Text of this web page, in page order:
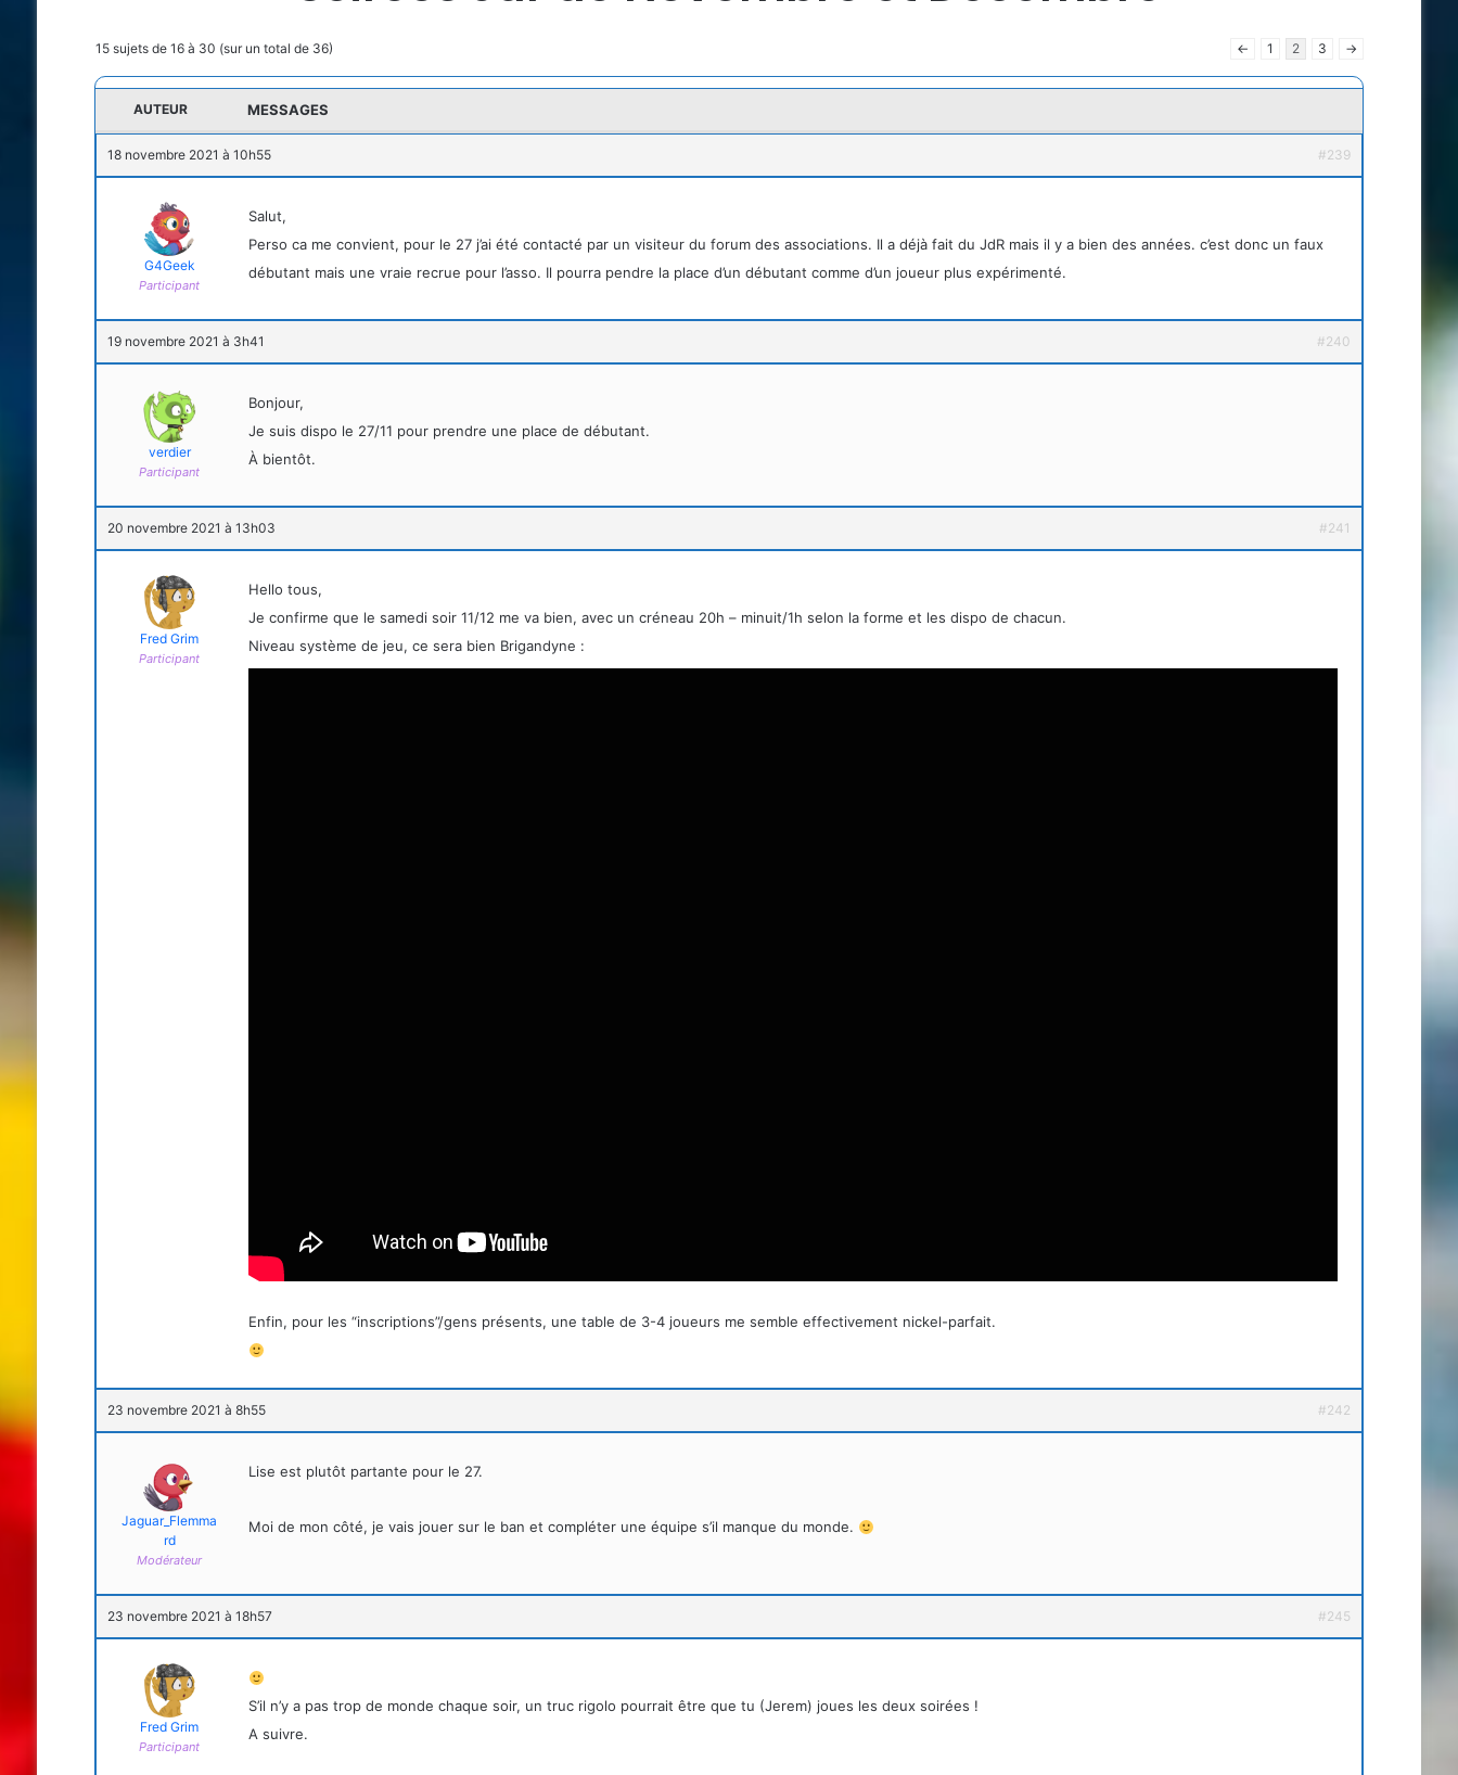
15 sujets de 16 à 30 (sur un total de 36) ← 1 2 3 →
AUTEUR MESSAGES
18 novembre 2021 à 10h55 #239
G4Geek
Participant
Salut,
Perso ca me convient, pour le 27 j’ai été contacté par un visiteur du forum des associations. Il a déjà fait du JdR mais il y a bien des années. c’est donc un faux
débutant mais une vraie recrue pour l’asso. Il pourra pendre la place d’un débutant comme d’un joueur plus expérimenté.
19 novembre 2021 à 3h41 #240
verdier
Participant
Bonjour,
Je suis dispo le 27/11 pour prendre une place de débutant.
À bientôt.
20 novembre 2021 à 13h03 #241
Fred Grim
Participant
Hello tous,
Je confirme que le samedi soir 11/12 me va bien, avec un créneau 20h – minuit/1h selon la forme et les dispo de chacun.
Niveau système de jeu, ce sera bien Brigandyne :
Enfin, pour les “inscriptions”/gens présents, une table de 3-4 joueurs me semble effectivement nickel-parfait.
23 novembre 2021 à 8h55 #242
Jaguar_Flemma
rd
Modérateur
Lise est plutôt partante pour le 27.
Moi de mon côté, je vais jouer sur le ban et compléter une équipe s’il manque du monde.
23 novembre 2021 à 18h57 #245
Fred Grim
Participant
S’il n’y a pas trop de monde chaque soir, un truc rigolo pourrait être que tu (Jerem) joues les deux soirées !
A suivre.